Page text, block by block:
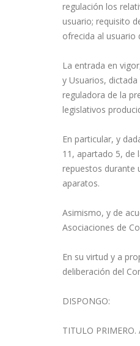
regulación los
usuario; requisito
ofrecida al usuario
La entrada en
y Usuarios,
reguladora de la
legislativos
En particular, y
11, apartado 5, de
repuestos durante
aparatos.
Asimismo, y de
Asociaciones de
En su virtud y a
deliberación del
DISPONGO:
TITULO